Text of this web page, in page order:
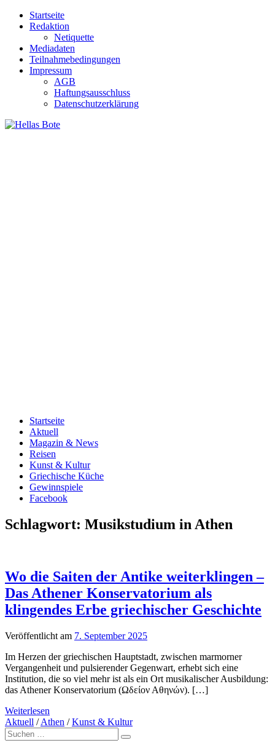
Zum
Inhalt
Startseite
Redaktion
Netiquette
Mediadaten
Teilnahmebedingungen
Impressum
AGB
Haftungsausschluss
Datenschutzerklärung
Startseite
Aktuell
Magazin & News
Reisen
Kunst & Kultur
Griechische Küche
Gewinnspiele
Facebook
Schlagwort: Musikstudium in Athen
Wo die Saiten der Antike weiterklingen –
Das Athener Konservatorium als
klingendes Erbe griechischer Geschichte
Veröffentlicht am 7. September 2025
Im Herzen der griechischen Hauptstadt, zwischen marmorner
Vergangenheit und pulsierender Gegenwart, erhebt sich eine
Institution, die so viel mehr ist als ein Ort musikalischer Ausbildung:
das Athener Konservatorium (Ωδείον Αθηνών). […]
Weiterlesen
Aktuell /Athen /Kunst & Kultur
Suche
nach: